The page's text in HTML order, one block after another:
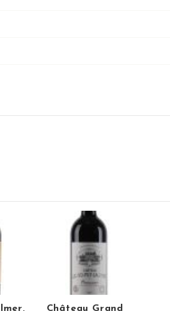
Château Grand